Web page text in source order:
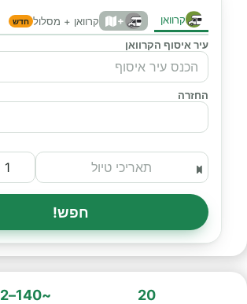
קרוואן + קרוואן + מסלול חדש
עיר איסוף הקרוואן
החזרה
חפש!
20
~140–182 € EUR